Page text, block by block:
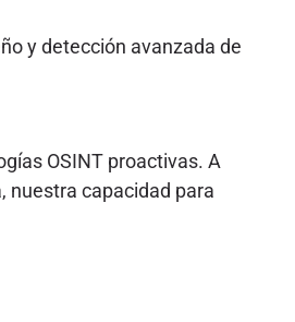
y detección avanzada de
OSINT proactivas. A
nuestra capacidad para